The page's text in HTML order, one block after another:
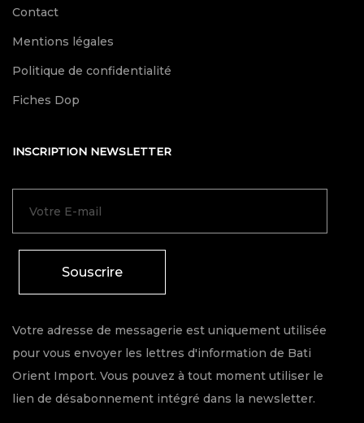
Contact
Mentions légales
Politique de confidentialité
Fiches Dop
INSCRIPTION NEWSLETTER
Souscrire
Votre adresse de messagerie est uniquement utilisée
pour vous envoyer les lettres d'information de Bati
Orient Import. Vous pouvez à tout moment utiliser le
lien de désabonnement intégré dans la newsletter.